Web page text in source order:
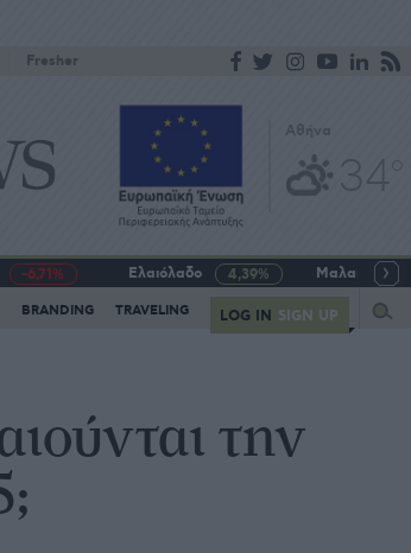
Fresher
-6,71% Ελαιόλαδο 4,39% Μαλακό σιτάρι
BRANDING TRAVELING LOG IN SIGN UP
την